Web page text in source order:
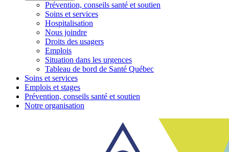
Prévention, conseils santé et soutien
Soins et services
Hospitalisation
Nous joindre
Droits des usagers
Emplois
Situation dans les urgences
Tableau de bord de Santé Québec
Soins et services
Emplois et stages
Prévention, conseils santé et soutien
Notre organisation